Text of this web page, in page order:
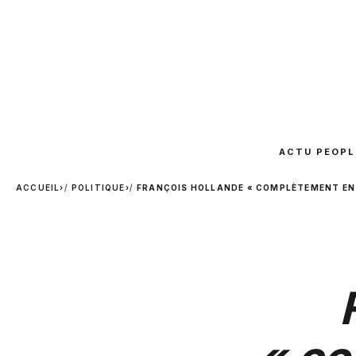
ACTU
ACCUEIL› POLITIQUE› FRANÇOIS HOLLANDE « COMPLÈTEMENT